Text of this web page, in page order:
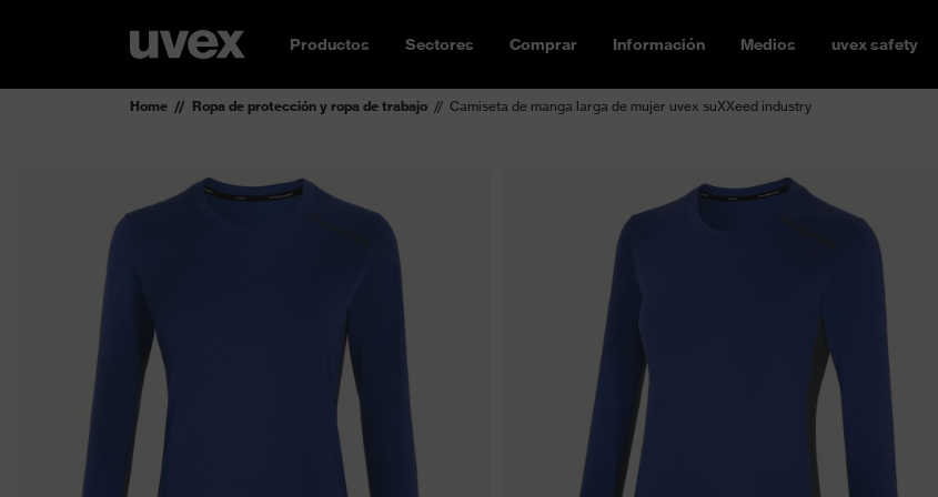
Productos Sectores Comprar Información Medios uvex safety
Home Ropa de protección y ropa de trabajo Camiseta de manga larga de mujer uvex suXXeed industry